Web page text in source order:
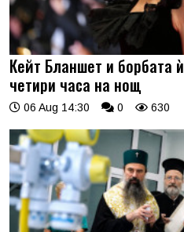
Кейт Бланшет и борбата
четири часа на нощ
06 Aug 14:30 0 630